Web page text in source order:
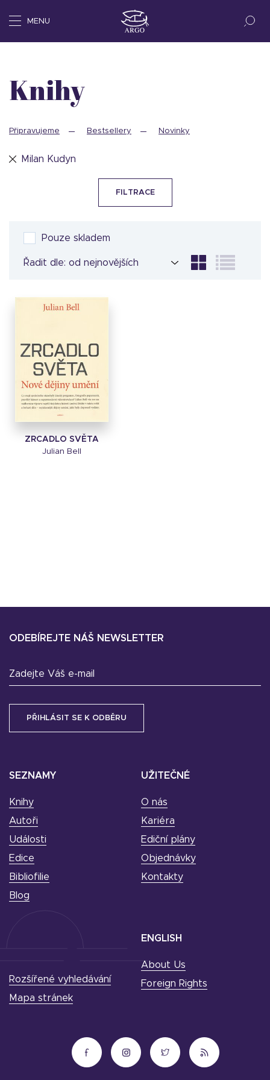
MENU
Knihy
Připravujeme Bestsellery Novinky
Milan Kudyn
FILTRACE
Pouze skladem
Řadit dle:
ZRCADLO SVĚTA
Julian Bell
SEZNAMY
Knihy
Autoři
Události
Edice
Bibliofilie
Blog
UŽITEČNÉ
O nás
Kariéra
Ediční plány
Objednávky
Kontakty
ODEBÍREJTE NÁŠ NEWSLETTER
Zadejte Váš e-mail
ENGLISH
About Us
Foreign Rights
Rozšířené vyhledávání
Mapa stránek